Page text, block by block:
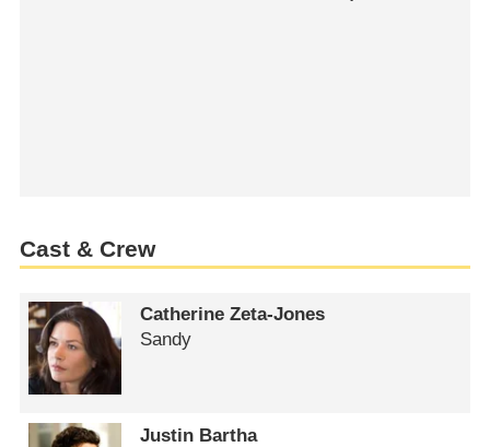
Cast & Crew
Catherine Zeta-Jones
Sandy
Justin Bartha